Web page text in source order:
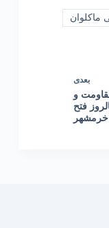
ماکلوان
بعدی
و
فتح
خرمشهر